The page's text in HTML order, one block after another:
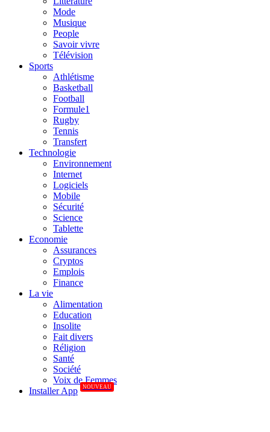
Mode
Musique
People
Savoir vivre
Télévision
Sports
Athlétisme
Basketball
Football
Formule1
Rugby
Tennis
Transfert
Technologie
Environnement
Internet
Logiciels
Mobile
Sécurité
Science
Tablette
Economie
Assurances
Cryptos
Emplois
Finance
La vie
Alimentation
Education
Insolite
Fait divers
Réligion
Santé
Société
Voix de Femmes
Installer App
NOUVEAU